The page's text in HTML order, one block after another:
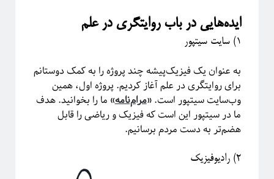
خوراک ورودی‌ها
خوراک دیدگاه‌ها
وردپرس
ایده‌هایی در باب روایتگری در علم
۱) سایت سیتپور
به عنوان یک فیزیک‌پیشه چند پروژه را به کمک دوستانم
برای روایتگری در علم آغاز کردیم. پروژه اول، همین
وب‌سایت سیتپور است. «مرام‌نامه» ما را بخوانید. هدف
ما در سیتپور این است که فیزیک و ریاضی را قابل
هضم‌تر به دست مردم برسانیم.
۲) رادیوفیزیک